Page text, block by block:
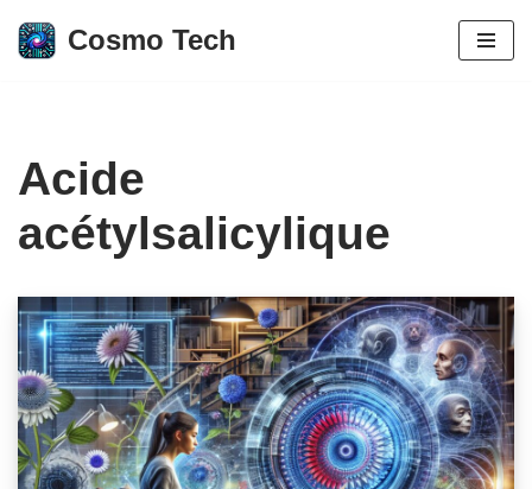
Aller
Cosmo Tech
Acide
acétylsalicylique